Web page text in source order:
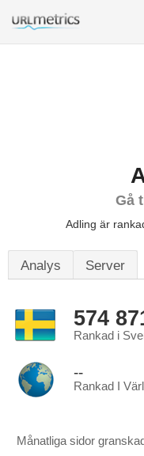
Gå
Adling är
Analys Server
574
Rankad i
--
Rankad I
Månatliga sidor